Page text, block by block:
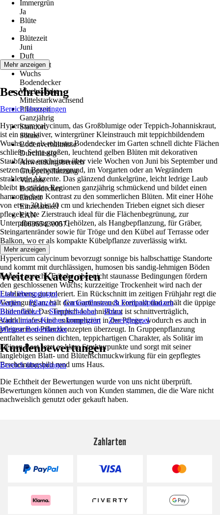
Immergrün
Ja
Blüte
Ja
Blütezeit
Juni
Duft
Kein Duft
Wuchs
Bodendecker
Wuchsstärke
Mittelstarkwachsend
Pflanzzeit
Ganzjährig
Standort
Sonne
Bodenverhältnisse
Durchlässig
Anwendungsbereich
Gruppenpflanzung
Variante
Bodendecker
Einheit
Einzelartikel
EAN
4063654300571
Mehr anzeigen
Beschreibung
Bereich überspringen
Hypericum calycinum, das Großblumige oder Teppich-Johanniskraut,
ist ein attraktiver, wintergrüner Kleinstrauch mit teppichbildendem
Wuchs, der als robuster Bodendecker im Garten schnell dichte Flächen
schließt. Seine großen, leuchtend gelben Blüten mit dekorativen
Staubfäden erscheinen über viele Wochen von Juni bis September und
setzen im Beetvordergrund, im Vorgarten oder an Wegrändern
strahlende Akzente. Das glänzend dunkelgrüne, leicht ledrige Laub
bleibt in milden Regionen ganzjährig schmückend und bildet einen
harmonischen Kontrast zu den sommerlichen Blüten. Mit einer Höhe
von etwa 30 bis 40 cm und kriechenden Trieben eignet sich dieser
pflegeleichte Zierstrauch ideal für die Flächenbegrünung, zur
Unterpflanzung von Gehölzen, als Hangbepflanzung, für Gräber,
Steingartenränder sowie für Tröge und den Kübel auf Terrasse oder
Balkon, wo er als kompakte Kübelpflanze zuverlässig wirkt.
Hypericum calycinum bevorzugt sonnige bis halbschattige Standorte
und kommt mit durchlässigen, humosen bis sandig-lehmigen Böden
bestens zurecht. Frische, aber nicht staunasse Bedingungen fördern
den geschlossenen Wuchs; kurzzeitige Trockenheit wird nach der
Etablierung gut toleriert. Ein Rückschnitt im zeitigen Frühjahr regt die
Verjüngung an, hält den Gartenstrauch kompakt und erhält die üppige
Blütenfülle. Das Teppich-Johanniskraut ist schnittverträglich,
stadtklimafest und unkompliziert in der Pflege, wodurch es auch in
pflegearmen Pflanzkonzepten überzeugt. In Gruppenpflanzung
entfaltet es seinen dichten, teppichartigen Charakter, als Solitär im
kleinen Beet setzt es klare Strukturpunkte und sorgt mit seiner
langlebigen Blatt- und Blütenschmuckwirkung für ein gepflegtes
Erscheinungsbild rund ums Haus.
Mehr anzeigen
Weitere Kategorien
Liste überspringen
Garten
Pflanzen
Gartenpflanzen & Freilandpflanzen
Bodendecker
Storchschnabel
Phlox
Vinca minor-Kleines Immergrün
Zwergmispel
Weitere Bodendecker
Kundenbewertungen
Bereich überspringen
Die Echtheit der Bewertungen wurde von uns nicht überprüft.
Bewertungen können auch von Kunden stammen, die die Ware nicht
nachweislich genutzt oder gekauft haben.
Zahlarten